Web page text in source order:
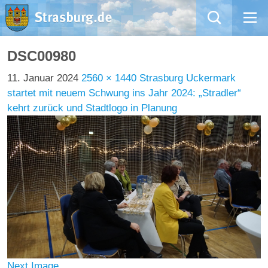
Mängelmeldung
Aktuelles
Rathaus
Natur – Kultur – Tourismus
Wirtschaft
Kommentarrichtlinien und Netiquette für unsere Social Media-Kanäle
Willkommen in Strasburg (Uckermark)
DSC00980
11. Januar 2024 2560 × 1440 Strasburg Uckermark
startet mit neuem Schwung ins Jahr 2024: „Stradler“
kehrt zurück und Stadtlogo in Planung
Next Image